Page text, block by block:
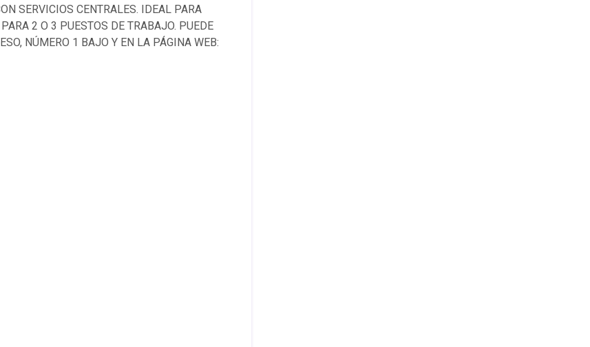
SERVICIOS CENTRALES. IDEAL PARA
2 O 3 PUESTOS DE TRABAJO. PUEDE
NÚMERO 1 BAJO Y EN LA PÁGINA WEB: